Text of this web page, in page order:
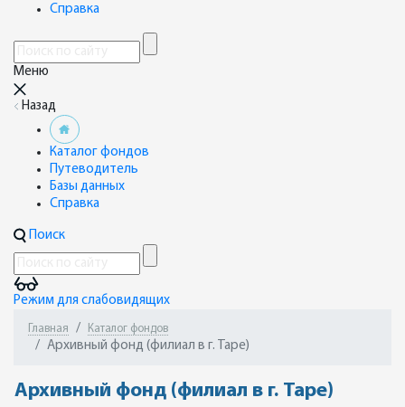
Справка
Меню
Назад
Каталог фондов
Путеводитель
Базы данных
Справка
Поиск
Режим для слабовидящих
Главная Каталог фондов
Архивный фонд (филиал в г. Таре)
Архивный фонд (филиал в г. Таре)